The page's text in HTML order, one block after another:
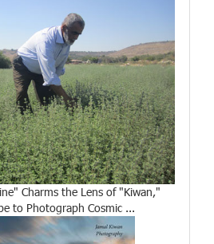
Charms the Lens of "Kiwan,"
to Photograph Cosmic ...